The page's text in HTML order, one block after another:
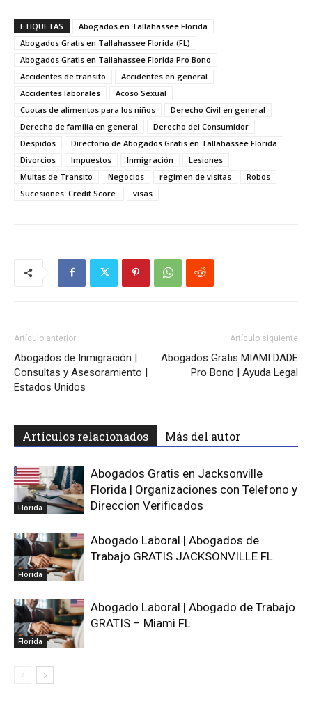
ETIQUETAS
Abogados en Tallahassee Florida
Abogados Gratis en Tallahassee Florida (FL)
Abogados Gratis en Tallahassee Florida Pro Bono
Accidentes de transito
Accidentes en general
Accidentes laborales
Acoso Sexual
Cuotas de alimentos para los niños
Derecho Civil en general
Derecho de familia en general
Derecho del Consumidor
Despidos
Directorio de Abogados Gratis en Tallahassee Florida
Divorcios
Impuestos Inmigración
Lesiones
Multas de Transito
Negocios regimen de visitas
Robos
Sucesiones. Credit Score.
visas
Artículo anterior
Abogados de Inmigración |
Consultas y Asesoramiento |
Estados Unidos
Artículo siguiente
Abogados Gratis MIAMI DADE
Pro Bono | Ayuda Legal
Artículos relacionados Más del autor
Florida
Abogados Gratis en Jacksonville
Florida | Organizaciones con Telefono y
Direccion Verificados
Florida
Abogado Laboral | Abogados de
Trabajo GRATIS JACKSONVILLE FL
Florida
Abogado Laboral | Abogado de Trabajo
GRATIS – Miami FL